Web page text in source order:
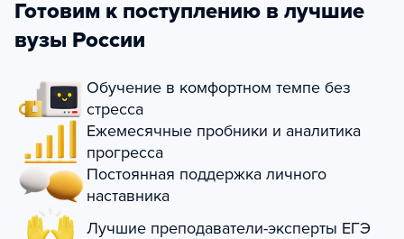
Готовим к поступлению в лучшие
вузы России
Обучение в комфортном темпе без
стресса
Ежемесячные пробники и аналитика
прогресса
Постоянная поддержка личного
наставника
Лучшие преподаватели-эксперты ЕГЭ